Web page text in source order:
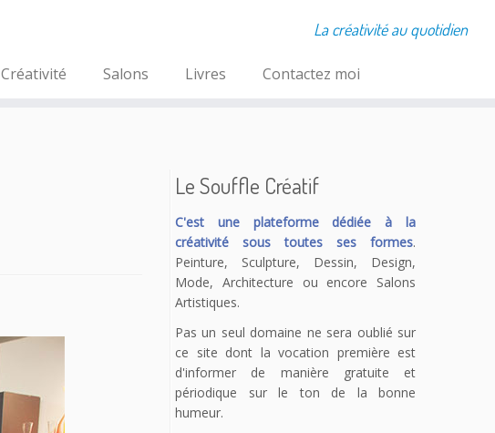
La créativité au quotidien
Créativité Salons Livres Contactez moi
Le Souffle Créatif
C'est une plateforme dédiée à la
créativité sous toutes ses formes.
Peinture, Sculpture, Dessin, Design,
Mode, Architecture ou encore Salons
Artistiques.
Pas un seul domaine ne sera oublié sur
ce site dont la vocation première est
d'informer de manière gratuite et
périodique sur le ton de la bonne
humeur.